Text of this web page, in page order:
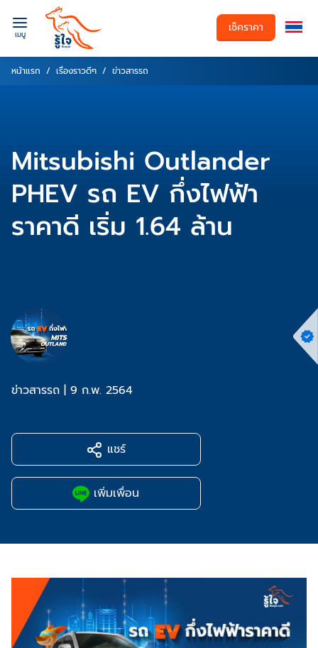
เมนู เช็คราคา
หน้าแรก เรื่องราวดีๆ ข่าวสารรถ
Mitsubishi Outlander
PHEV รถ EV กึ่งไฟฟ้า
ราคาดี เริ่ม 1.64 ล้าน
ข่าวสารรถ | 9 ก.พ. 2564
แชร์
เพิ่มเพื่อน